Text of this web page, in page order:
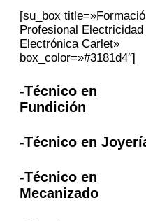
[su_box
Profesional Electricidad
Electrónica Carlet»
box_color=»#3181d4″]
-Técnico en
Fundición
-Técnico en
-Técnico en
Mecanizado